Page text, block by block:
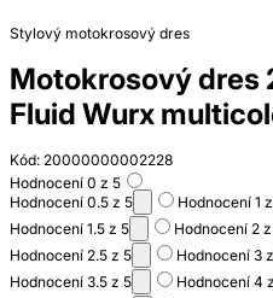
Stylový motokrosový dres
Motokrosový dres
Fluid Wurx
Kód: 20000000002228
Hodnocení 0 z 5
Hodnocení 0.5 z 5
Hodnocení 1
Hodnocení 1.5 z 5
Hodnocení 2
Hodnocení 2.5 z 5
Hodnocení 3
Hodnocení 3.5 z 5
Hodnocení 4